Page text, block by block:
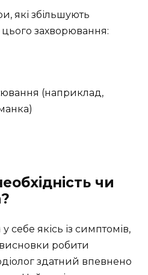
які збільшують
цього захворювання:
(наприклад,
чи
себе якісь із симптомів,
висновки робити
здатний впевнено